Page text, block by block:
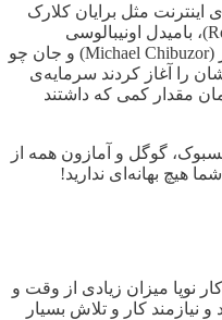
اینترنت مثل برایان کلارک
)، بامیدل اونیبالوسی
(
Michael Chibuzor) و جان چو
را آغاز کردند سرمایهی
مقدار کمی که داشتند
گوگل و آمازون همه از
هیچ بهانه ای ندارید!
نوپا میزان زیادی از وقت و
و نیازمند کار و تلاش بسیار